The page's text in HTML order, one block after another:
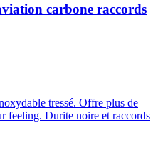
carbone raccords
tressé. Offre plus de
feeling. Durite noire et raccords